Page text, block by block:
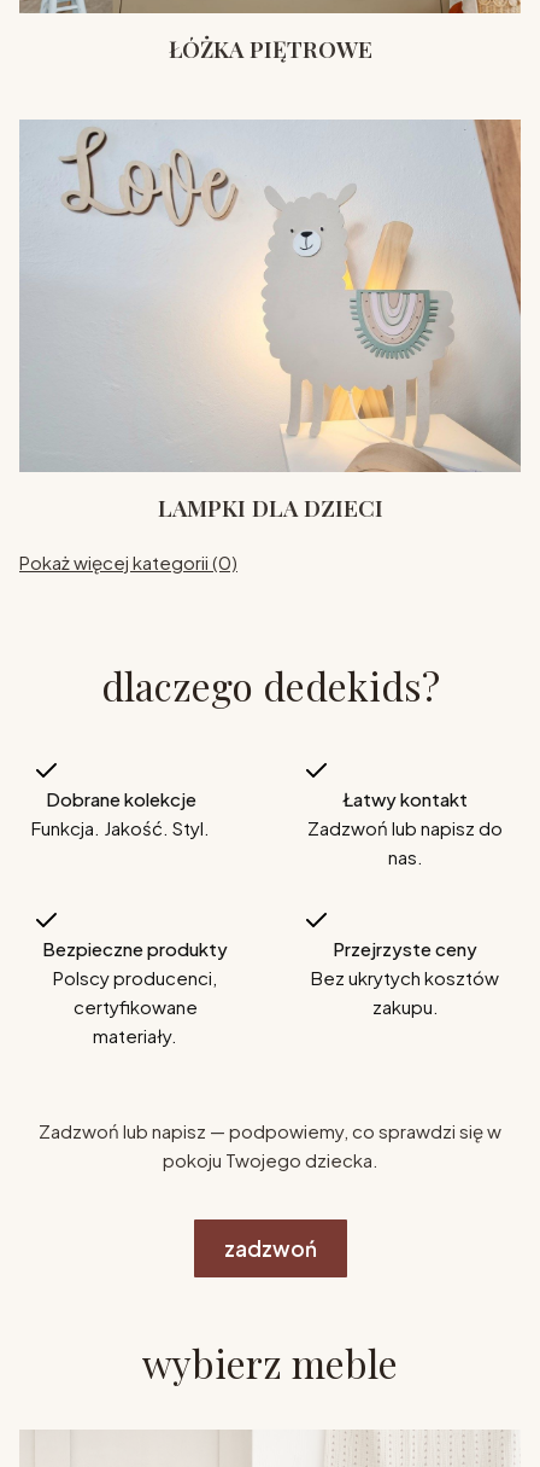
ŁÓŻKA PIĘTROWE
LAMPKI DLA DZIECI
Pokaż więcej kategorii (0)
dlaczego dedekids?
Dobrane kolekcje
Funkcja. Jakość. Styl.
Łatwy kontakt
Zadzwoń lub napisz do
nas.
Bezpieczne produkty
Polscy producenci,
certyfikowane
materiały.
Przejrzyste ceny
Bez ukrytych kosztów
zakupu.
Zadzwoń lub napisz — podpowiemy, co sprawdzi się w
pokoju Twojego dziecka.
zadzwoń
wybierz meble